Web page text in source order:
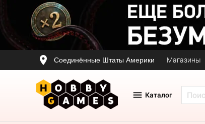
Соединённые Штаты Америки Магазины
Каталог